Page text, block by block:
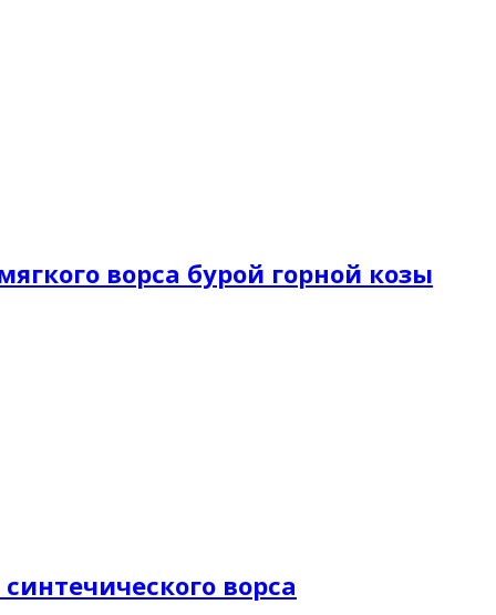
ворса бурой горной козы
ворса